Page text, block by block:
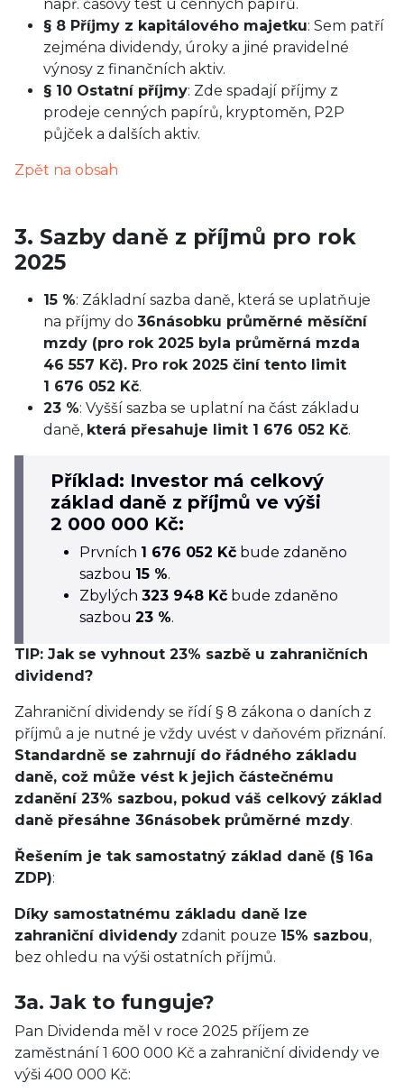
např. časový test u cenných papírů.
§ 8 Příjmy z kapitálového majetku: Sem patří
zejména dividendy, úroky a jiné pravidelné
výnosy z finančních aktiv.
§ 10 Ostatní příjmy: Zde spadají příjmy z
prodeje cenných papírů, kryptoměn, P2P
půjček a dalších aktiv.
Zpět na obsah
3. Sazby daně z příjmů pro rok
2025
15 %: Základní sazba daně, která se uplatňuje
na příjmy do 36násobku průměrné měsíční
mzdy (pro rok 2025 byla průměrná mzda
46 557 Kč). Pro rok 2025 činí tento limit
1 676 052 Kč.
23 %: Vyšší sazba se uplatní na část základu
daně, která přesahuje limit 1 676 052 Kč.
Příklad: Investor má celkový
základ daně z příjmů ve výši
2 000 000 Kč:
Prvních 1 676 052 Kč bude zdaněno
sazbou 15 %.
Zbylých 323 948 Kč bude zdaněno
sazbou 23 %.
TIP: Jak se vyhnout 23% sazbě u zahraničních
dividend?
Zahraniční dividendy se řídí § 8 zákona o daních z
příjmů a je nutné je vždy uvést v daňovém přiznání.
Standardně se zahrnují do řádného základu
daně, což může vést k jejich částečnému
zdanění 23% sazbou, pokud váš celkový základ
daně přesáhne 36násobek průměrné mzdy.
Řešením je tak samostatný základ daně (§ 16a
ZDP):
Díky samostatnému základu daně lze
zahraniční dividendy zdanit pouze 15% sazbou,
bez ohledu na výši ostatních příjmů.
3a. Jak to funguje?
Pan Dividenda měl v roce 2025 příjem ze
zaměstnání 1 600 000 Kč a zahraniční dividendy ve
výši 400 000 Kč: